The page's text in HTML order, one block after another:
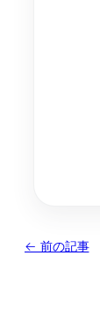
← 前の記事